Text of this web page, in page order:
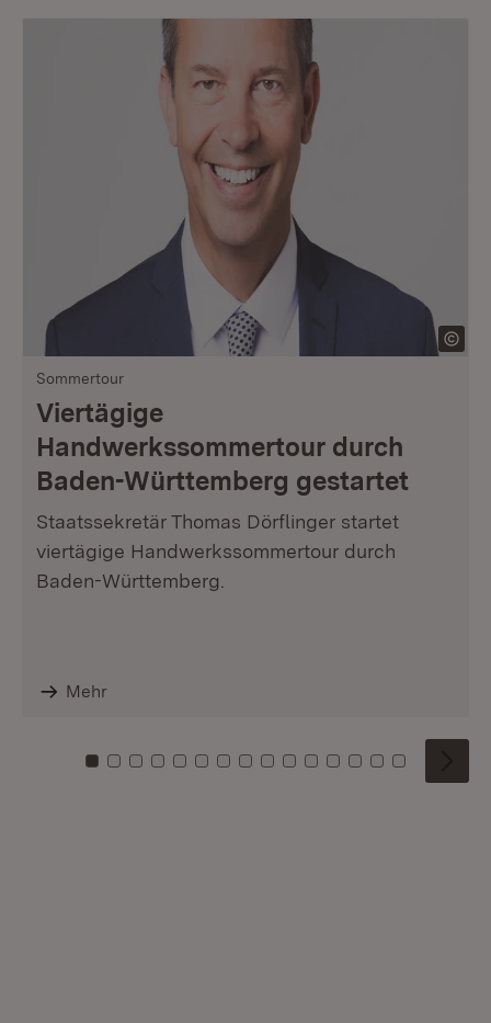
Sommertour
Viertägige
Handwerkssommertour durch
Baden-Württemberg gestartet
Staatssekretär Thomas Dörflinger startet
viertägige Handwerkssommertour durch
Baden-Württemberg.
Mehr
Zu Kachel: 0
Zu Kachel: 1
Zu Kachel: 2
Zu Kachel: 3
Zu Kachel: 4
Zu Kachel: 5
Zu Kachel: 6
Zu Kachel: 7
Zu Kachel: 8
Zu Kachel: 9
Zu Kachel: 10
Zu Kachel: 11
Zu Kachel: 12
Zu Kachel:
Zu